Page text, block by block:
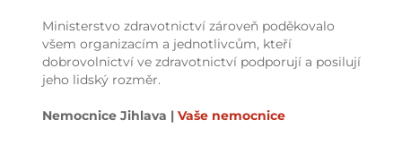
Ministerstvo zdravotnictví zároveň poděkovalo
všem organizacím a jednotlivcům, kteří
dobrovolnictví ve zdravotnictví podporují a posilují
jeho lidský rozměr.
Nemocnice Jihlava | Vaše nemocnice